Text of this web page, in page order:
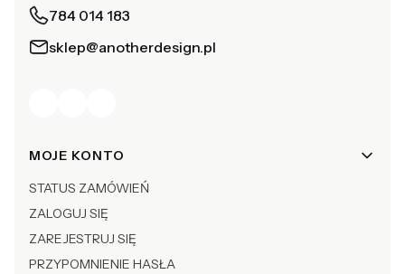
784 014 183
sklep@anotherdesign.pl
Linki w stopce
MOJE KONTO
STATUS ZAMÓWIEŃ
ZALOGUJ SIĘ
ZAREJESTRUJ SIĘ
PRZYPOMNIENIE HASŁA